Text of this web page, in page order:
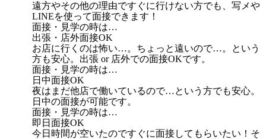
遠方やその他の理由ですぐに行けない方でも、写メや
LINEを使って面接できます！
面接・見学の時は…
出張・店外面接OK
お店に行くのは怖い…。ちょっと遠いので…。という
方も安心。出張 or 店外での面接OKです。
面接・見学の時は…
日中面接OK
夜はまだ他店で働いているので…という方でも安心。
日中の面接が可能です。
面接・見学の時は…
即日面接OK
今日時間が空いたのですぐに面接してもらいたい！そ